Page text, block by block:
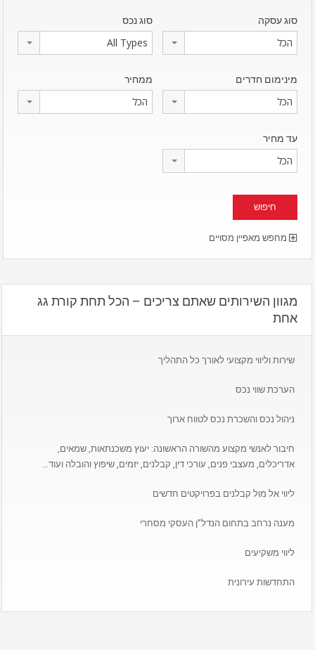
סוג עסקה
הכל
סוג נכס
All Types
מינימום חדרים
הכל
ממחיר
הכל
עד מחיר
הכל
מחפש מאפיין מסויים
מגוון השירותים שאתם צריכים – הכל תחת קורת גג
אחת
שירות וליווי מקצועי לאורך כל התהליך
הערכת שווי נכס
ניהול נכס והשכרת נכס לטווח ארוך
חיבור לאנשי מקצוע מהשורה הראשונה: יעוץ משכנתאות, שמאים,
אדריכלים, מעצבי פנים, עורכי דין, קבלנים, יזמים, שיפוץ והובלה ועוד…
ליווי אל מול קבלנים בפרויקטים חדשים
מענה נרחב בתחום הנדל”ן העסקי מסחרי
ליווי משקיעים
התחדשות עירונית